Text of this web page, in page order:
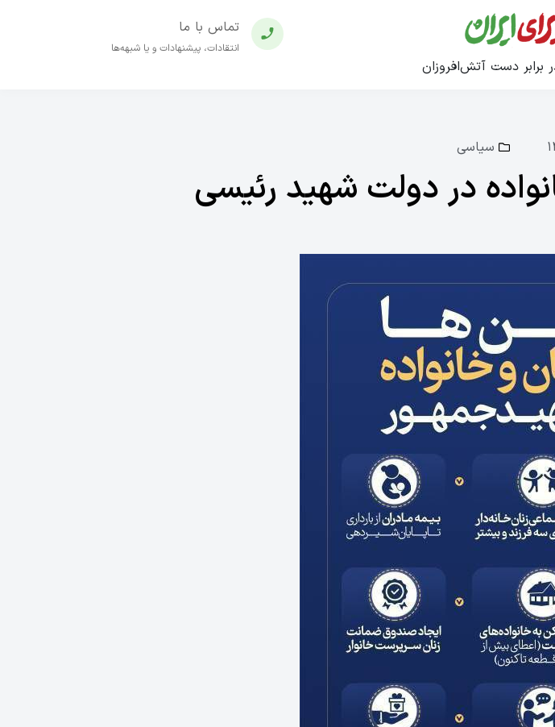
برابر دست آتش‌افروزان
تماس با ما
انتقادات، پیشنهادات و یا شبهه‌ها
سیاسی
در دولت شهید رئیسی